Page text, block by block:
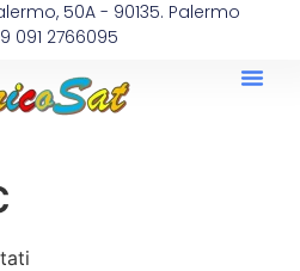
50A - 90135. Palermo
091 2766095